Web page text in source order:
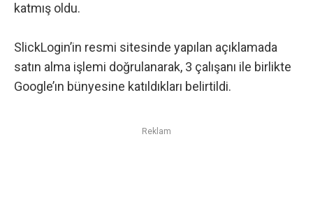
katmış oldu.
SlickLogin’in resmi sitesinde yapılan açıklamada
satın alma işlemi doğrulanarak, 3 çalışanı ile birlikte
Google’ın bünyesine katıldıkları belirtildi.
Reklam